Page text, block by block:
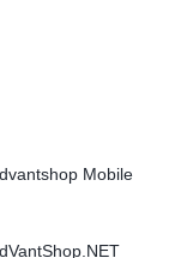
Mobile